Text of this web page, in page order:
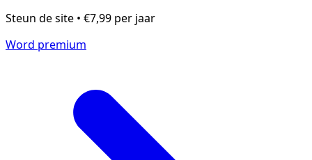
Steun de site • €7,99 per jaar
Word premium